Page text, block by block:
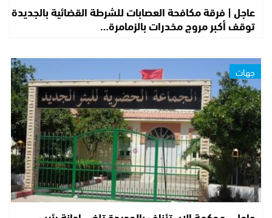
عاجل | فرقة مكافحة العصابات للشرطة القضائية بالجديدة
توقف أكبر مروج مخدرات بالزمامرة…
جهات